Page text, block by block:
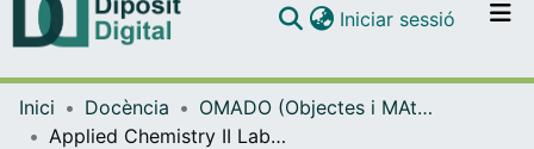
Navega per tot el DD
Iniciar sessió (current)
Inici Docència
OMADO (Objectes i MAterials DOcents)
Applied Chemistry II Laboratory Handbook